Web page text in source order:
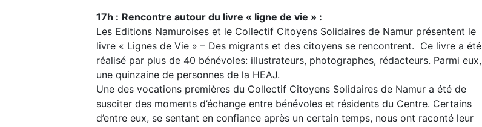
17h : Rencontre autour du livre « ligne de vie » :
Les Editions Namuroises et le Collectif Citoyens Solidaires de Namur présentent le
livre « Lignes de Vie » – Des migrants et des citoyens se rencontrent. Ce livre a été
réalisé par plus de 40 bénévoles: illustrateurs, photographes, rédacteurs. Parmi eux,
une quinzaine de personnes de la HEAJ.
Une des vocations premières du Collectif Citoyens Solidaires de Namur a été de
susciter des moments d’échange entre bénévoles et résidents du Centre. Certains
d’entre eux, se sentant en confiance après un certain temps, nous ont raconté leur